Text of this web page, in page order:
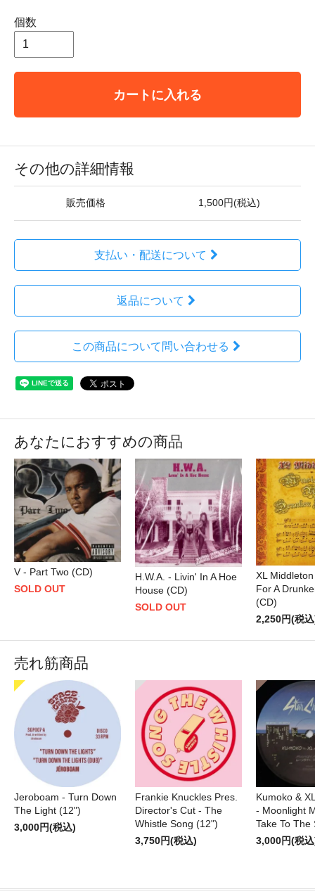
個数
カートに入れる
その他の詳細情報
販売価格 1,500円(税込)
支払い・配送について
返品について
この商品について問い合わせる
あなたにおすすめの商品
V - Part Two (CD)
SOLD OUT
H.W.A. - Livin' In A Hoe
House (CD)
SOLD OUT
XL
For A
(CD)
2,250円(税
売れ筋商品
Jeroboam - Turn Down
The Light (12")
3,000円(税込)
Frankie Knuckles Pres.
Director's Cut - The
Whistle Song (12")
3,750円(税込)
Kumoko &
- Moonlight
Take To The
3,000円(税